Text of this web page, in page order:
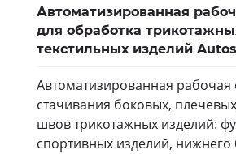
Автоматизированная
для обработка
текстильных изделий
Автоматизированная рабочая
стачивания боковых,
швов трикотажных изделий:
спортивных изделий, нижнего